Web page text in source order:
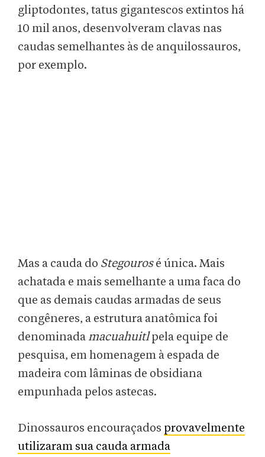
gliptodontes, tatus gigantescos extintos há
10 mil anos, desenvolveram clavas nas
caudas semelhantes às de anquilossauros,
por exemplo.
Mas a cauda do Stegourosé única. Mais
achatada e mais semelhante a uma faca do
que as demais caudas armadas de seus
congêneres, a estrutura anatômica foi
denominada macuahuitlpela equipe de
pesquisa, em homenagem à espada de
madeira com lâminas de obsidiana
empunhada pelos astecas.
Dinossauros encouraçados provavelmente
utilizaram sua cauda armada